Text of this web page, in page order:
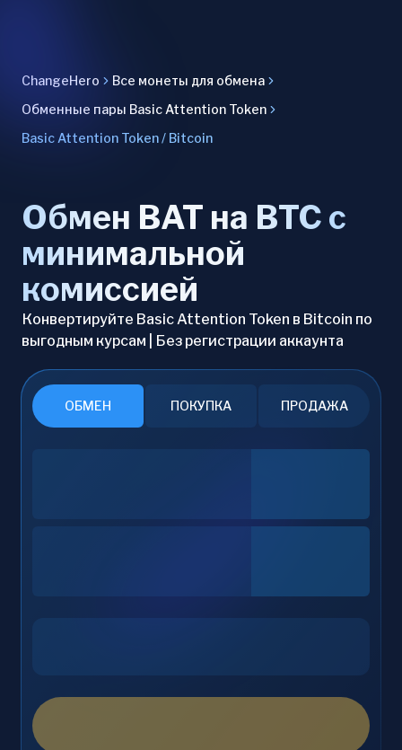
ChangeHero
Все монеты для обмена
Обменные пары Basic Attention Token
Basic Attention Token / Bitcoin
Обмен BAT на BTC с
минимальной
комиссией
Конвертируйте Basic Attention Token в Bitcoin по
выгодным курсам | Без регистрации аккаунта
ОБМЕН ПОКУПКА ПРОДАЖА